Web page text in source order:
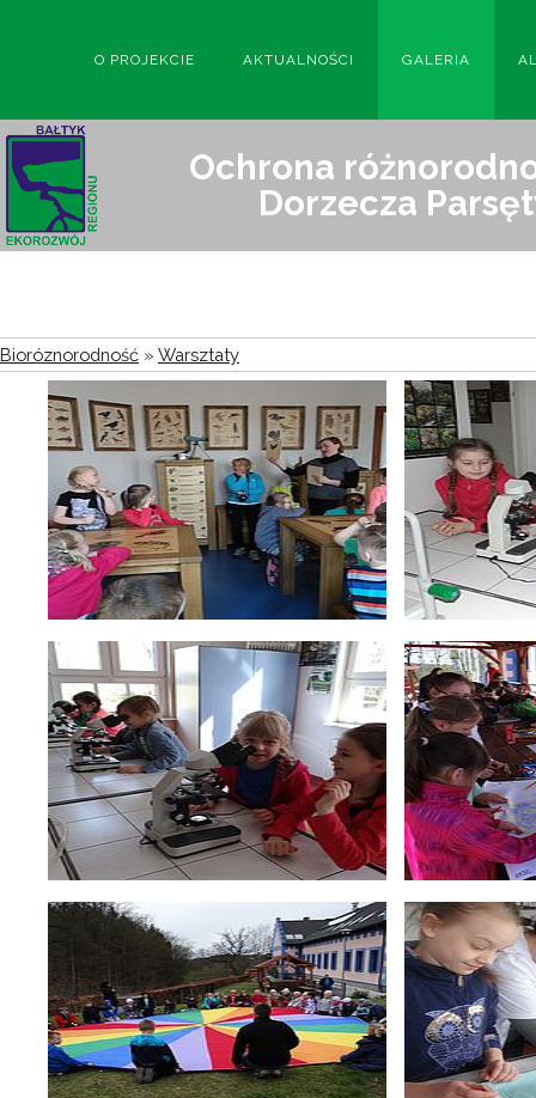
O PROJEKCIE AKTUALNOŚCI GALERIA
Ochrona
Dorzecza
Bioróznorodność » Warsztaty